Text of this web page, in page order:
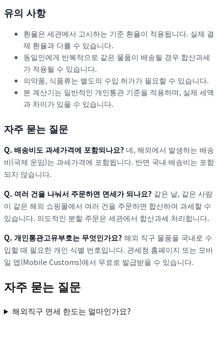
유의 사항
환율은 세관에서 고시하는 기준 환율이 적용됩니다. 실제 결
제 환율과 다를 수 있습니다.
동일인에게 반복적으로 같은 물품이 배송될 경우 합산과세
가 적용될 수 있습니다.
의약품, 식품류는 별도의 수입 허가가 필요할 수 있습니다.
본 계산기는 일반적인 개인통관 기준을 적용하며, 실제 세액
과 차이가 있을 수 있습니다.
자주 묻는 질문
Q. 배송비도 과세가격에 포함되나요? 네, 해외에서 발생하는 배송
비(국제 운임)는 과세가격에 포함됩니다. 반면 국내 배송비는 포함
되지 않습니다.
Q. 여러 건을 나눠서 주문하면 면세가 되나요? 같은 날, 같은 사람
이 같은 해외 쇼핑몰에서 여러 건을 주문하면 합산하여 과세할 수
있습니다. 의도적인 분할 주문은 세관에서 합산과세 처리합니다.
Q. 개인통관고유부호는 무엇인가요? 해외 직구 물품을 국내로 수
입할 때 필요한 개인 식별 번호입니다. 관세청 홈페이지 또는 모바
일 앱(Mobile Customs)에서 무료로 발급받을 수 있습니다.
자주 묻는 질문
해외직구 면세 한도는 얼마인가요?